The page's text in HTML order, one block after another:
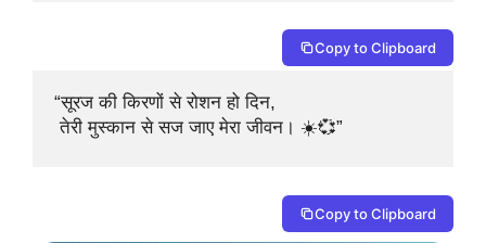
Copy to Clipboard
“सूरज की किरणों से रोशन हो दिन,
तेरी मुस्कान से सज जाए मेरा जीवन। ☀️💞”
Copy to Clipboard